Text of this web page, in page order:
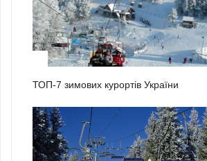
ТОП-7 зимових курортів України